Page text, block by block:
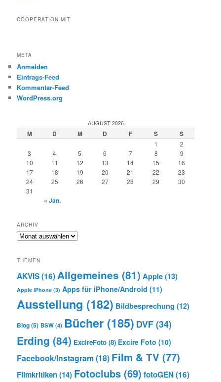
COOPERATION MIT
META
Anmelden
Eintrags-Feed
Kommentar-Feed
WordPress.org
AUGUST 2026
M D M D F S S
1
2
3
4 5 6 7 8
9
10
11 12 13 14 15
16
17
18 19 20 21 22
23
24
25 26 27 28 29
30
31
« Jan.
ARCHIV
Archiv
THEMEN
AKVIS(16)Allgemeines (81) Apple(13)
Apple iPhone (3) Apps für iPhone/Android (11)
Ausstellung (182) Bildbesprechung (12)
Blog(5) BSW(4) Bücher (185) DVF (34)
Erding (84) ExcireFoto (8) Excire Foto (10)
Facebook/Instagram (18) Film & TV (77)
Filmkritiken(14) Fotoclubs (69) fotoGEN(16)